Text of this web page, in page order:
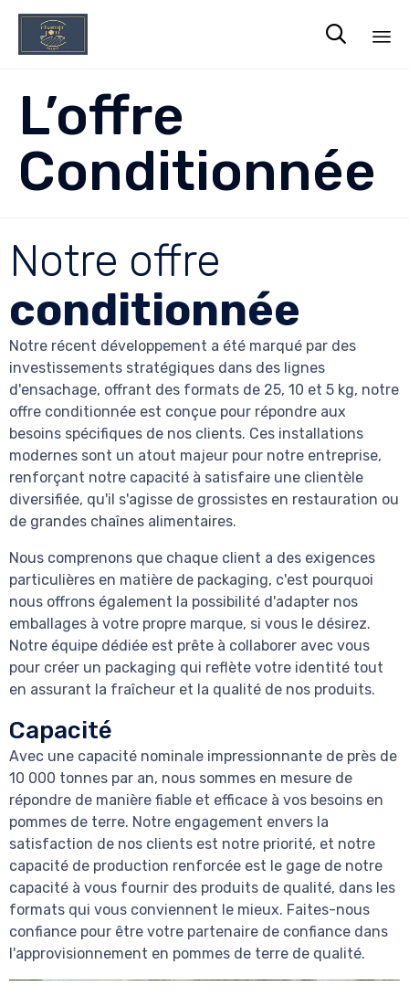

L’offre
Conditionnée
Notre offre
conditionnée
Notre récent développement a été marqué par des
investissements stratégiques dans des lignes
d'ensachage, offrant des formats de 25, 10 et 5 kg, notre
offre conditionnée est conçue pour répondre aux
besoins spécifiques de nos clients. Ces installations
modernes sont un atout majeur pour notre entreprise,
renforçant notre capacité à satisfaire une clientèle
diversifiée, qu'il s'agisse de grossistes en restauration ou
de grandes chaînes alimentaires.
Nous comprenons que chaque client a des exigences
particulières en matière de packaging, c'est pourquoi
nous offrons également la possibilité d'adapter nos
emballages à votre propre marque, si vous le désirez.
Notre équipe dédiée est prête à collaborer avec vous
pour créer un packaging qui reflète votre identité tout
en assurant la fraîcheur et la qualité de nos produits.
Capacité
Avec une capacité nominale impressionnante de près de
10 000 tonnes par an, nous sommes en mesure de
répondre de manière fiable et efficace à vos besoins en
pommes de terre. Notre engagement envers la
satisfaction de nos clients est notre priorité, et notre
capacité de production renforcée est le gage de notre
capacité à vous fournir des produits de qualité, dans les
formats qui vous conviennent le mieux. Faites-nous
confiance pour être votre partenaire de confiance dans
l'approvisionnement en pommes de terre de qualité.